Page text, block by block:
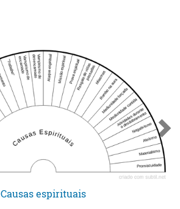
Causas espirituais